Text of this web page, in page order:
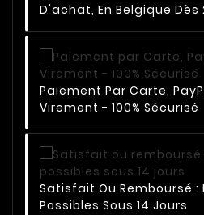
D'achat, En Belgique
Paiement Par Carte,
Virement - 100% Sécurisé
Satisfait Ou Remboursé :
Possibles Sous 14 Jours